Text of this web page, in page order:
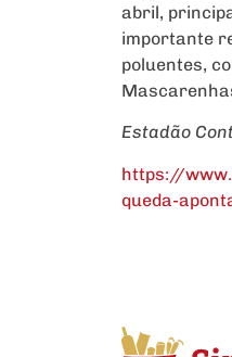
abril,
importante
poluentes,
Estadão
https://
queda-